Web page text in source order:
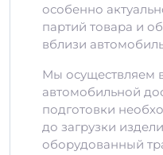
особенно
партий товара и
вблизи
Мы осуществляем
автомобильной
подготовки
до загрузки
оборудованный